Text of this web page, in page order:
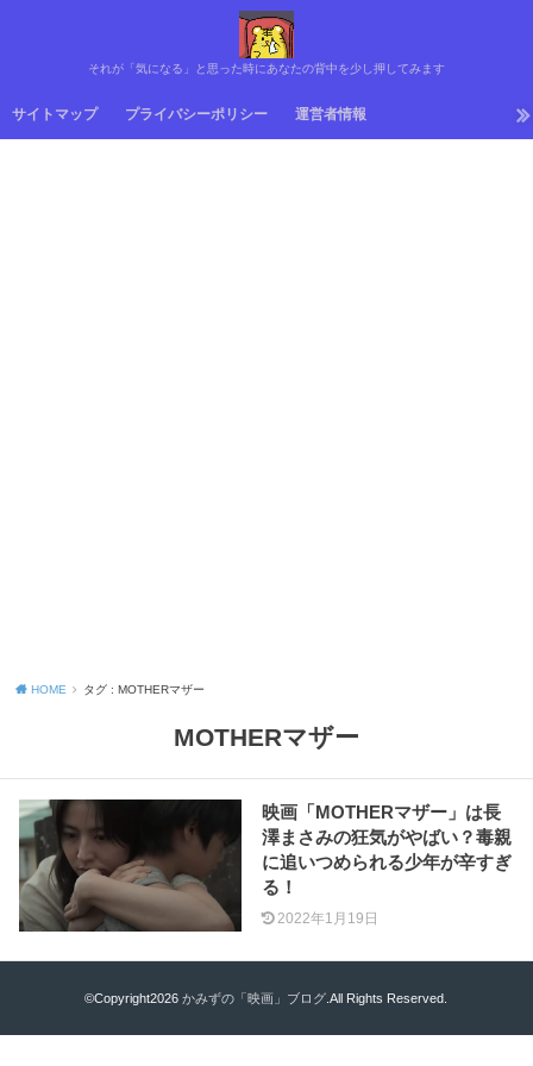
それが「気になる」と思った時にあなたの背中を少し押してみます
サイトマップ プライバシーポリシー 運営者情報
HOME タグ : MOTHERマザー
MOTHERマザー
映画「MOTHERマザー」は長
澤まさみの狂気がやばい？毒親
に追いつめられる少年が辛すぎ
る！
2022年1月19日
©Copyright2026かみずの「映画」ブログ .All Rights Reserved.